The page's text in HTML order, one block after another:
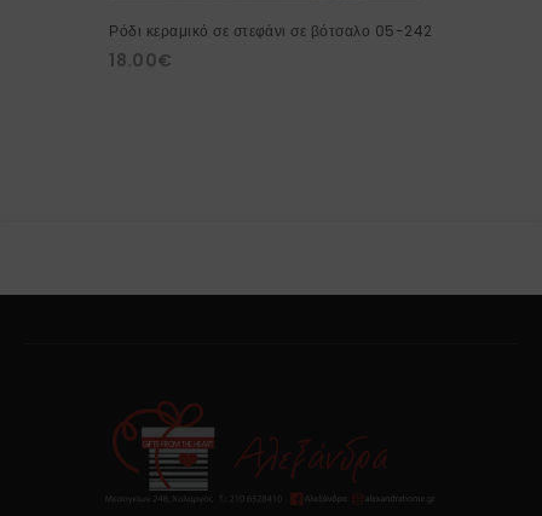
Ρόδι κεραμικό σε στεφάνι σε βότσαλο 05-242
18.00€